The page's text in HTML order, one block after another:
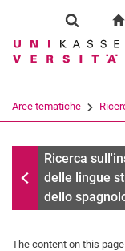
Show
Search term
Aree tematiche
Ricerca
delle lingue
dello
The content on this